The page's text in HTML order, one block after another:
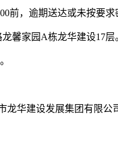
前，逾期送达或未按要
馨家园A栋龙华建设17层
华建设发展集团有限公